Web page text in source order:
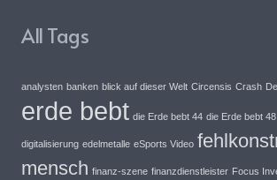
All Tags
analysten banken blick auf dieser Welt Circensis Crash
erde bebt die Erde bebt 44 die Erde bebt 48
digitalisierung edelmetalle eSports Video
mensch finanz-szene finanzdienstleister Focus